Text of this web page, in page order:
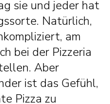
sie und jeder hat
Natürlich,
am
bei der Pizzeria
Aber
ist das Gefühl,
Pizza zu